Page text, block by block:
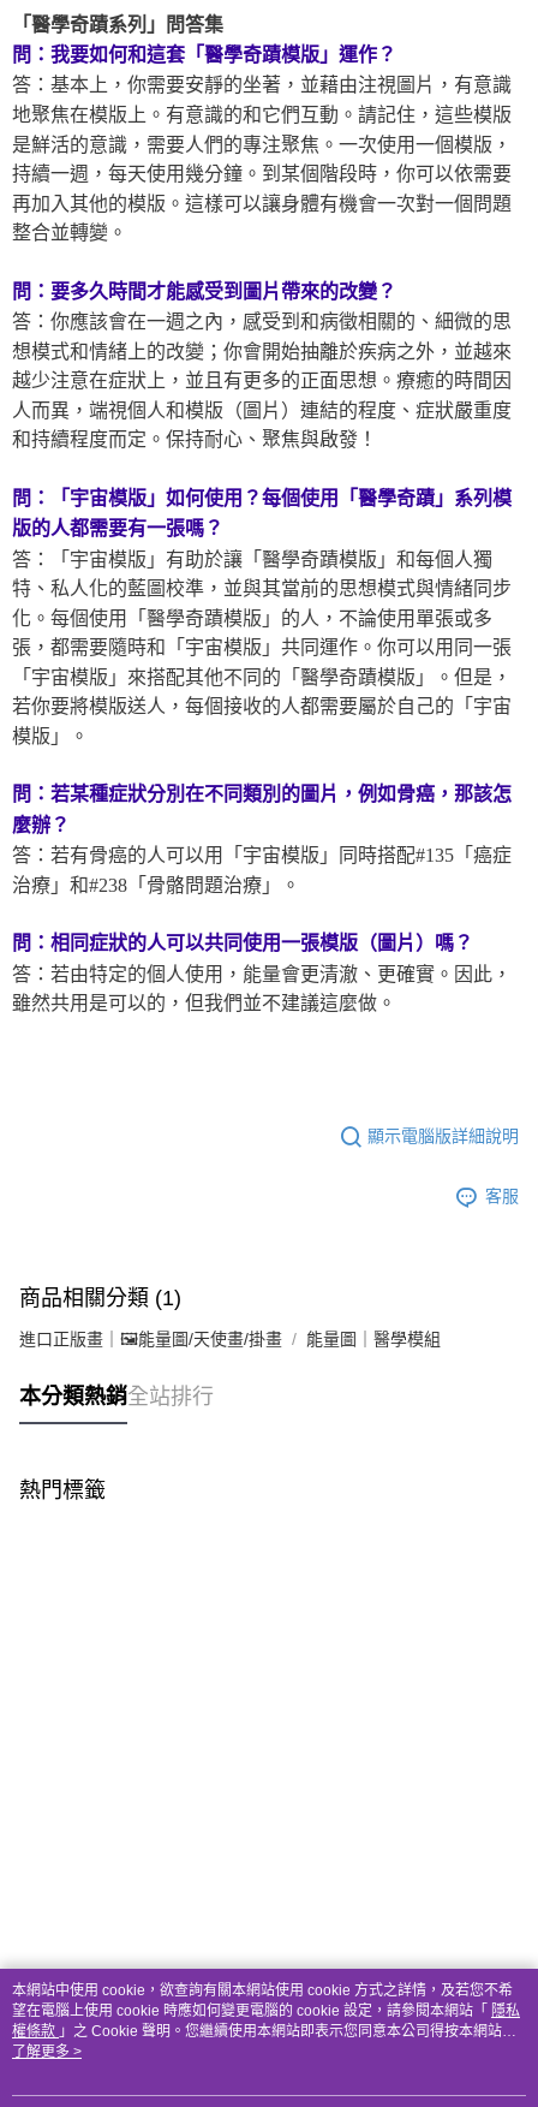
「醫學奇蹟系列」問答集
問：我要如何和這套「醫學奇蹟模版」運作？
答：基本上，你需要安靜的坐著，並藉由注視圖片，有意識
地聚焦在模版上。有意識的和它們互動。請記住，這些模版
是鮮活的意識，需要人們的專注聚焦。一次使用一個模版，
持續一週，每天使用幾分鐘。到某個階段時，你可以依需要
再加入其他的模版。這樣可以讓身體有機會一次對一個問題
整合並轉變。
問：要多久時間才能感受到圖片帶來的改變？
答：你應該會在一週之內，感受到和病徵相關的、細微的思
想模式和情緒上的改變；你會開始抽離於疾病之外，並越來
越少注意在症狀上，並且有更多的正面思想。療癒的時間因
人而異，端視個人和模版（圖片）連結的程度、症狀嚴重度
和持續程度而定。保持耐心、聚焦與啟發！
問：「宇宙模版」如何使用？每個使用「醫學奇蹟」系列模
版的人都需要有一張嗎？
答：「宇宙模版」有助於讓「醫學奇蹟模版」和每個人獨
特、私人化的藍圖校準，並與其當前的思想模式與情緒同步
化。每個使用「醫學奇蹟模版」的人，不論使用單張或多
張，都需要隨時和「宇宙模版」共同運作。你可以用同一張
「宇宙模版」來搭配其他不同的「醫學奇蹟模版」。但是，
若你要將模版送人，每個接收的人都需要屬於自己的「宇宙
模版」。
問：若某種症狀分別在不同類別的圖片，例如骨癌，那該怎
麼辦？
答：若有骨癌的人可以用「宇宙模版」同時搭配#135「癌症
治療」和#238「骨骼問題治療」。
問：相同症狀的人可以共同使用一張模版（圖片）嗎？
答：若由特定的個人使用，能量會更清澈、更確實。因此，
雖然共用是可以的，但我們並不建議這麼做。
顯示電腦版詳細說明
客服
商品相關分類 (1)
進口正版畫｜🖼️能量圖/天使畫/掛畫 能量圖｜醫學模組
本分類熱銷全站排行
熱門標籤
本網站中使用 cookie，欲查詢有關本網站使用 cookie 方式之詳情，及若您不希
望在電腦上使用 cookie 時應如何變更電腦的 cookie 設定，請參閱本網站「 隱私
權條款 」之 Cookie 聲明。您繼續使用本網站即表示您同意本公司得按本網站使
用條款之 Cookie 聲明使用 cookie。
了解更多 >